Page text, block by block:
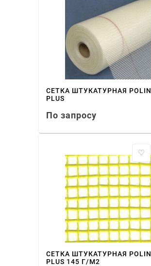
СЕТКА ШТУКАТУРНАЯ
PLUS
По запросу
♡
СЕТКА ШТУКАТУРНАЯ
PLUS 145 Г/М2